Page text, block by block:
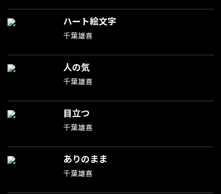
ハート絵文字
千葉雄喜
人の気
千葉雄喜
目立つ
千葉雄喜
ありのまま
千葉雄喜